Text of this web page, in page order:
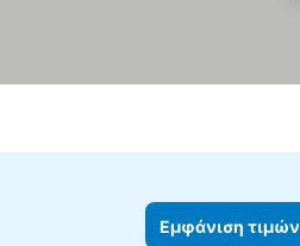
Εμφάνιση τιμών